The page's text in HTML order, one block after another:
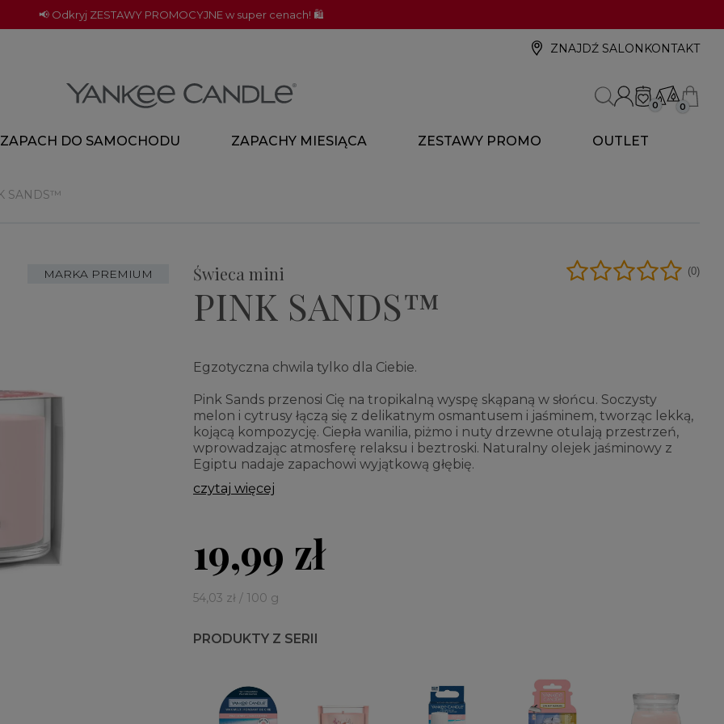
📢 Odkryj ZESTAWY PROMOCYJNE w super cenach! 🛍️
ZNAJDŹ SALON KONTAKT
0 0
ZAPACH DO SAMOCHODU ZAPACHY MIESIĄCA ZESTAWY PROMO OUTLET
SANDS™
MARKA PREMIUM Świeca mini
PINK SANDS™
(0)
Egzotyczna chwila tylko dla Ciebie.
Pink Sands przenosi Cię na tropikalną wyspę skąpaną w słońcu. Soczysty
melon i cytrusy łączą się z delikatnym osmantusem i jaśminem, tworząc lekką,
kojącą kompozycję. Ciepła wanilia, piżmo i nuty drzewne otulają przestrzeń,
wprowadzając atmosferę relaksu i beztroski. Naturalny olejek jaśminowy z
Egiptu nadaje zapachowi wyjątkową głębię.
czytaj więcej
19,99 zł
54,03 zł / 100 g
PRODUKTY Z SERII